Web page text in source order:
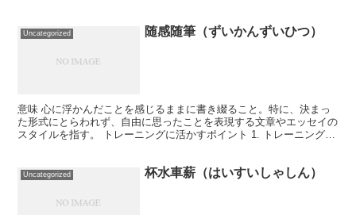
Uncategorized 随感随筆（ずいかんずいひつ）
意味 心に浮かんだことを感じるままに書き綴ること。特に、決まっ
た形式にとらわれず、自由に思ったことを表現する文章やエッセイの
スタイルを指す。 トレーニングに活かすポイント 1. トレーニング記
Uncategorized 杯水車薪（はいすいしゃしん）